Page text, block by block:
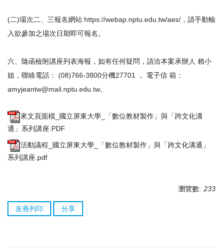
(二)場次二、三報名網站:https://webap.nptu.edu.tw/aes/，請手動輸
入欲參加之場次日期即可報名。
六、隨函檢附講座列表海報，如有任何疑問，請洽本案承辦人 賴小
姐，聯絡電話： (08)766-3800分機27701 ， 電子信 箱：
amyjeantw@mail.nptu.edu.tw。
來文頁面檔_國立屏東大學_「數位教材製作」與「跨文化溝
通」系列講座.PDF
活動議程_國立屏東大學_「數位教材製作」與「跨文化溝通」
系列講座.pdf
瀏覽數: 233
友善列印 分享